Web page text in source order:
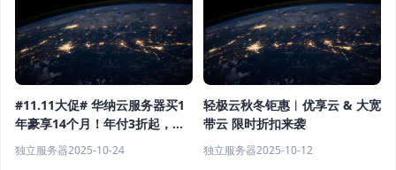
#11.11大促# 华纳云服务器买1
年豪享14个月！年付3折起，入
门款仅需17元/月，全球热门节
点畅联!
独立服务器2025-10-24
轻极云秋冬钜惠︱优享云 & 大宽
带云 限时折扣来袭
独立服务器2025-10-12